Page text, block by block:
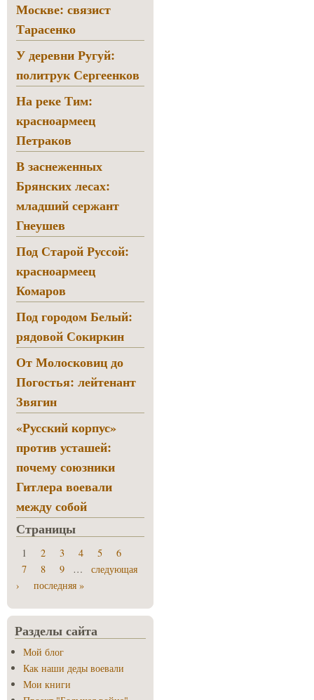
Москве: связист
Тарасенко
У деревни Ругуй:
политрук Сергеенков
На реке Тим:
красноармеец
Петраков
В заснеженных
Брянских лесах:
младший сержант
Гнеушев
Под Старой Руссой:
красноармеец
Комаров
Под городом Белый:
рядовой Сокиркин
От Молосковиц до
Погостья: лейтенант
Звягин
«Русский корпус»
против усташей:
почему союзники
Гитлера воевали
между собой
Страницы
1 2 3 4 5
6
7
8 9 …
следующая
›
последняя »
Разделы сайта
Мой блог
Как наши деды воевали
Мои книги